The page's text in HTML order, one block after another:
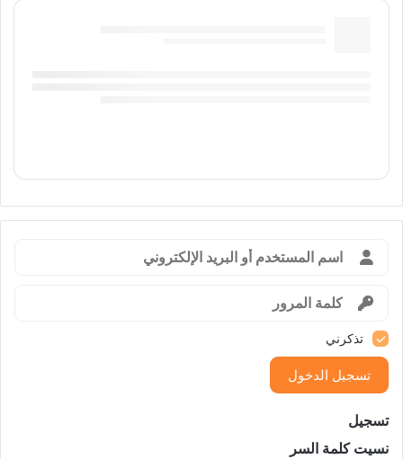
تذكرني
تسجيل الدخول
تسجيل
نسيت كلمة السر